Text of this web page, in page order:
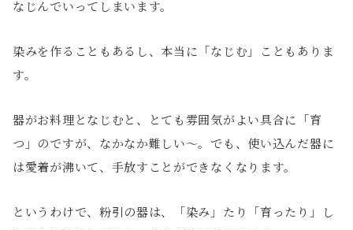
なじんでいってしまいます。
染みを作ることもあるし、本当に「なじむ」こともありま
す。
器がお料理となじむと、とても雰囲気がよい具合に「育
つ」のですが、なかなか難しい～。でも、使い込んだ器に
は愛着が沸いて、手放すことができなくなります。
というわけで、粉引の器は、「染み」たり「育ったり」し